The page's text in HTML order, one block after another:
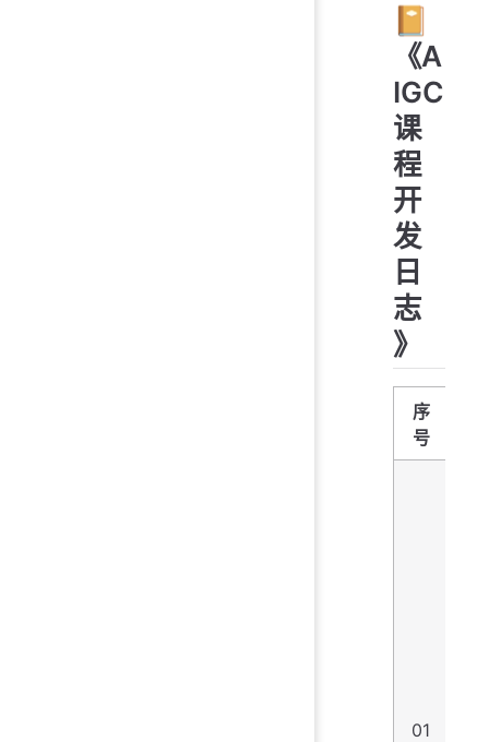
📔
《A
IGC
课
程
开
发
日
志
》
序
号
01